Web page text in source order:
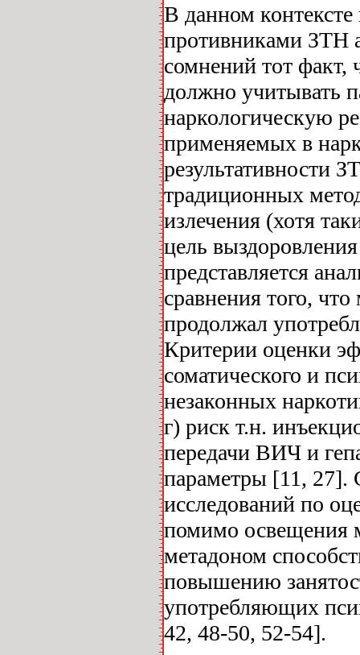
В данном контексте
противниками ЗТН
сомнений тот факт,
должно учитывать
наркологическую
применяемых в
результативности
традиционных
излечения (хотя
цель
представляется
сравнения того,
продолжал
Критерии оценки
соматического и
незаконных
г) риск т.н.
передачи ВИЧ и
параметры [11, 27].
исследований по
помимо освещения
метадоном
повышению
употребляющих
42, 48-50, 52-54].